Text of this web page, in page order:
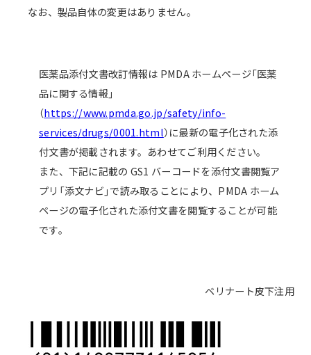
なお、製品自体の変更はありません。
医薬品添付文書改訂情報は PMDA ホームページ「医薬
品に関する情報」
（https://www.pmda.go.jp/safety/info-
services/drugs/0001.html）に最新の電子化された添
付文書が掲載されます。あわせてご利用ください。
また、下記に記載の GS1 バーコードを添付文書閲覧ア
プリ「添文ナビ」で読み取ることにより、PMDA ホーム
ページの電子化された添付文書を閲覧することが可能
です。
ベリナート皮下注用